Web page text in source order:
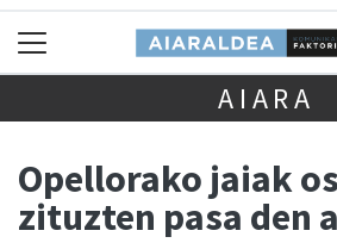
AIARA
Opellorako jaiak
zituzten pasa den